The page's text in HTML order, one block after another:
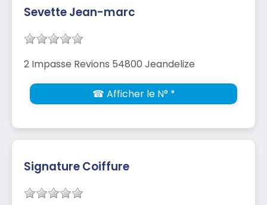
Sevette Jean-marc
2 Impasse Revions 54800 Jeandelize
☎ Afficher le N° *
Signature Coiffure